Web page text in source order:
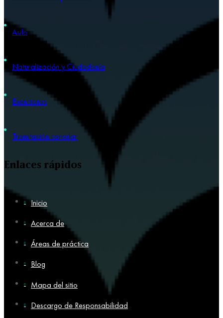
Asilo
Naturalización y Ciudadanía
Exenciones
Tramitación consular
Enlaces rápidos
Inicio
Acerca de
Áreas de práctica
Blog
Mapa del sitio
Descargo de Responsabilidad